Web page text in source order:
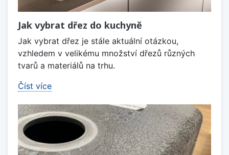
Jak vybrat dřez do kuchyně
Jak vybrat dřez je stále aktuální otázkou,
vzhledem v velikému množství dřezů různých
tvarů a materiálů na trhu.
Číst více